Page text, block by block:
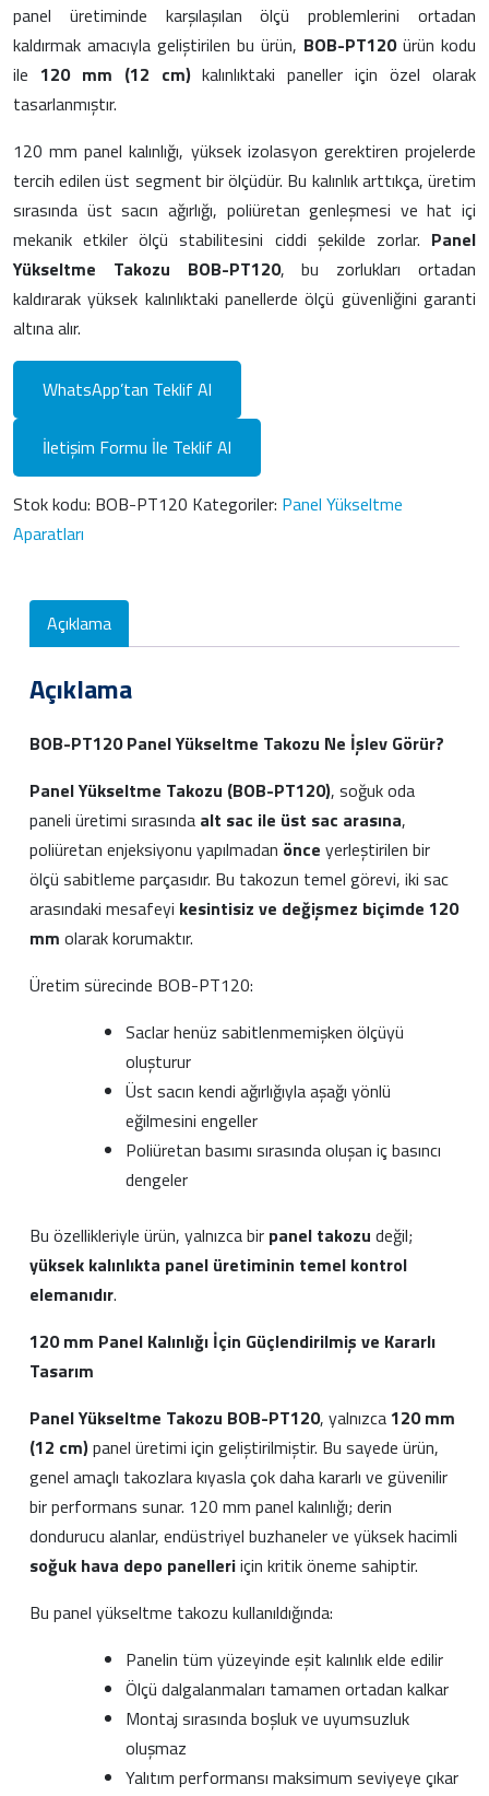
panel üretiminde karşılaşılan ölçü problemlerini ortadan
kaldırmak amacıyla geliştirilen bu ürün, BOB-PT120ürün kodu
ile 120 mm (12 cm)kalınlıktaki paneller için özel olarak
tasarlanmıştır.
120 mm panel kalınlığı, yüksek izolasyon gerektiren projelerde
tercih edilen üst segment bir ölçüdür. Bu kalınlık arttıkça, üretim
sırasında üst sacın ağırlığı, poliüretan genleşmesi ve hat içi
mekanik etkiler ölçü stabilitesini ciddi şekilde zorlar. Panel
Yükseltme Takozu BOB-PT120, bu zorlukları ortadan
kaldırarak yüksek kalınlıktaki panellerde ölçü güvenliğini garanti
altına alır.
WhatsApp’tan Teklif Al
İletişim Formu İle Teklif Al
Stok kodu: BOB-PT120 Kategoriler: Panel Yükseltme
Aparatları
Açıklama
Açıklama
BOB-PT120 Panel Yükseltme Takozu Ne İşlev Görür?
Panel Yükseltme Takozu (BOB-PT120), soğuk oda
paneli üretimi sırasında alt sac ile üst sac arasına,
poliüretan enjeksiyonu yapılmadan önce yerleştirilen bir
ölçü sabitleme parçasıdır. Bu takozun temel görevi, iki sac
arasındaki mesafeyi kesintisiz ve değişmez biçimde 120
mm olarak korumaktır.
Üretim sürecinde BOB-PT120:
Saclar henüz sabitlenmemişken ölçüyü
oluşturur
Üst sacın kendi ağırlığıyla aşağı yönlü
eğilmesini engeller
Poliüretan basımı sırasında oluşan iç basıncı
dengeler
Bu özellikleriyle ürün, yalnızca bir panel takozu değil;
yüksek kalınlıkta panel üretiminin temel kontrol
elemanıdır.
120 mm Panel Kalınlığı İçin Güçlendirilmiş ve Kararlı
Tasarım
Panel Yükseltme Takozu BOB-PT120, yalnızca120 mm
(12 cm)panel üretimi için geliştirilmiştir. Bu sayede ürün,
genel amaçlı takozlara kıyasla çok daha kararlı ve güvenilir
bir performans sunar. 120 mm panel kalınlığı; derin
dondurucu alanlar, endüstriyel buzhaneler ve yüksek hacimli
soğuk hava depo panelleriiçin kritik öneme sahiptir.
Bu panel yükseltme takozu kullanıldığında:
Panelin tüm yüzeyinde eşit kalınlık elde edilir
Ölçü dalgalanmaları tamamen ortadan kalkar
Montaj sırasında boşluk ve uyumsuzluk
oluşmaz
Yalıtım performansı maksimum seviyeye çıkar